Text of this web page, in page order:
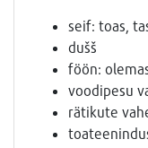
seif: toas,
dušš
föön:
voodipesu
rätikute